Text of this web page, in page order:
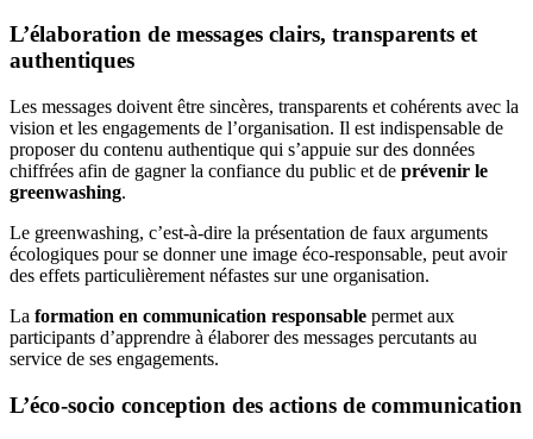
L’élaboration de messages clairs, transparents et
authentiques
Les messages doivent être sincères, transparents et cohérents avec la
vision et les engagements de l’organisation. Il est indispensable de
proposer du contenu authentique qui s’appuie sur des données
chiffrées afin de gagner la confiance du public et de prévenir le
greenwashing.
Le greenwashing, c’est-à-dire la présentation de faux arguments
écologiques pour se donner une image éco-responsable, peut avoir
des effets particulièrement néfastes sur une organisation.
La formation en communication responsable permet aux
participants d’apprendre à élaborer des messages percutants au
service de ses engagements.
L’éco-socio conception des actions de communication